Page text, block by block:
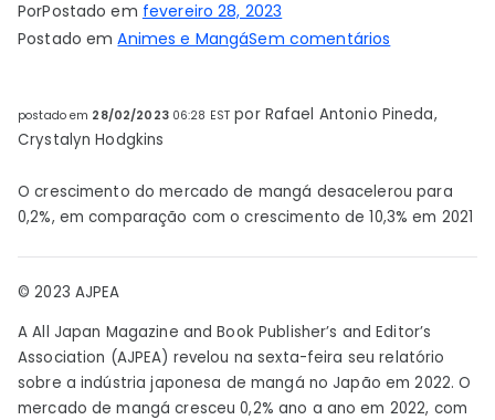
PorPostado em fevereiro 28, 2023
Postado emAnimes e MangáSem comentários
mangá
de
bilhões
no
Japão
em
postado em 28/02/202306:28 EST por Rafael Antonio Pineda,
Crystalyn Hodgkins
O crescimento do mercado de mangá desacelerou para
0,2%, em comparação com o crescimento de 10,3% em 2021
© 2023 AJPEA
A All Japan Magazine and Book Publisher’s and Editor’s
Association (AJPEA) revelou na sexta-feira seu relatório
sobre a indústria japonesa de mangá no Japão em 2022. O
mercado de mangá cresceu 0,2% ano a ano em 2022, com